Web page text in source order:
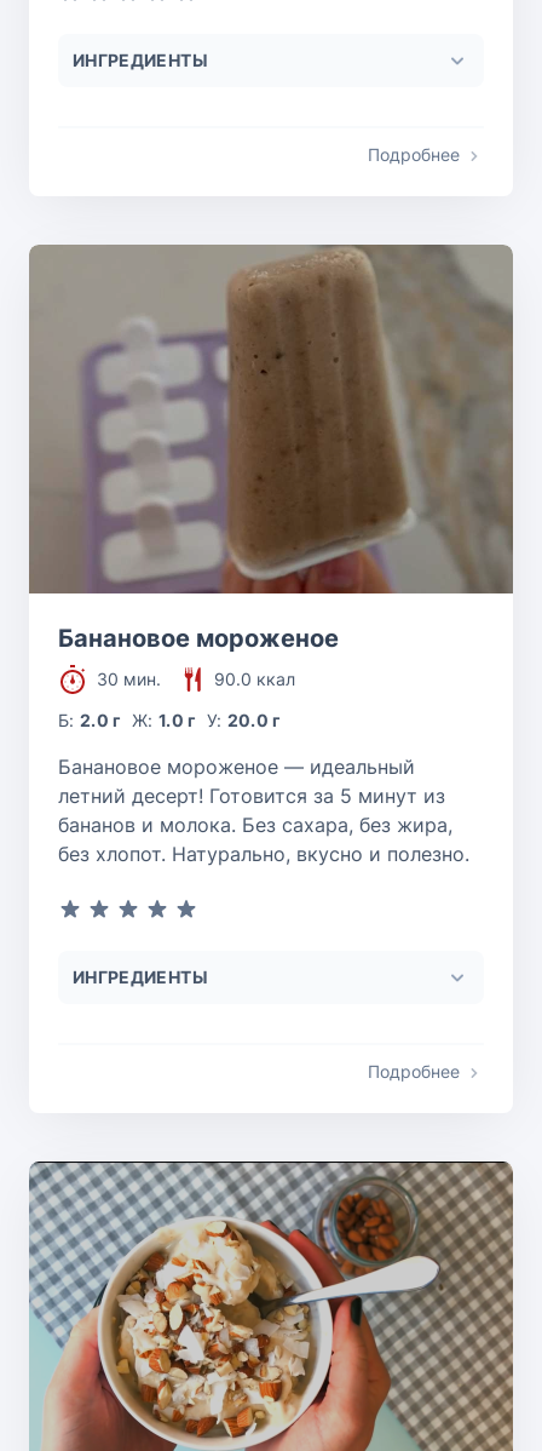
ИНГРЕДИЕНТЫ
Подробнее
Банановое мороженое
30 мин.
90.0 ккал
Б:2.0 г Ж: 1.0 г У: 20.0 г
Банановое мороженое — идеальный
летний десерт! Готовится за 5 минут из
бананов и молока. Без сахара, без жира,
без хлопот. Натурально, вкусно и полезно.
ИНГРЕДИЕНТЫ
Подробнее